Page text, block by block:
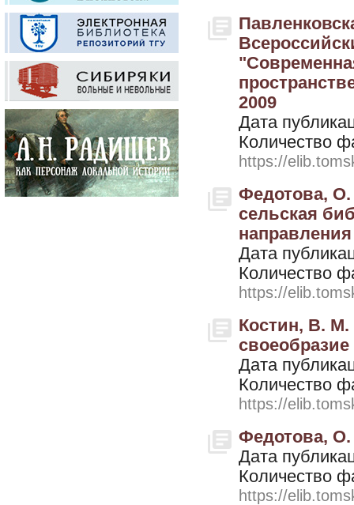
2009
Дата
Количество
https://
Федотова,
сельская
Дата
Количество
https://
Костин, В. М.
Дата
Количество
https://
Федотова, О.
Дата
Количество
https://